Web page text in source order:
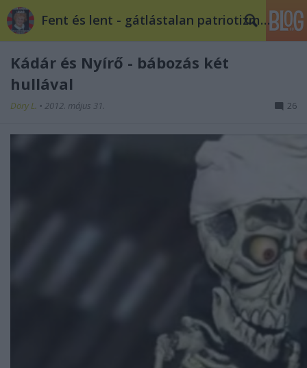
Fent és lent - gátlástalan patriotizmus
Kádár és Nyírő - bábozás két
hullával
Döry L. • 2012. május 31. 26